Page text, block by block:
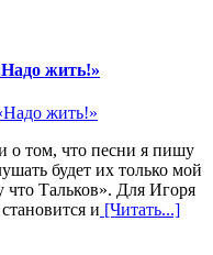
жить!»
о том, что песни я пишу
будет их только мой
что Тальков». Для Игоря
и [Читать...]